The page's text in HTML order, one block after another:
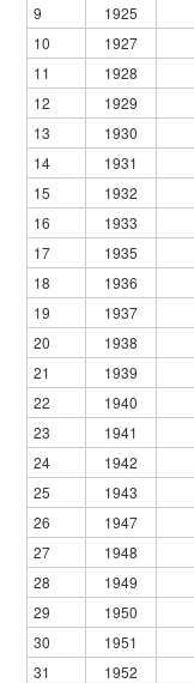
9
1925
10
1927
11
1928
12
1929
13
1930
14
1931
15
1932
16
1933
17
1935
18
1936
19
1937
20
1938
21
1939
22
1940
23
1941
24
1942
25
1943
26
1947
27
1948
28
1949
29
1950
30
1951
31
1952